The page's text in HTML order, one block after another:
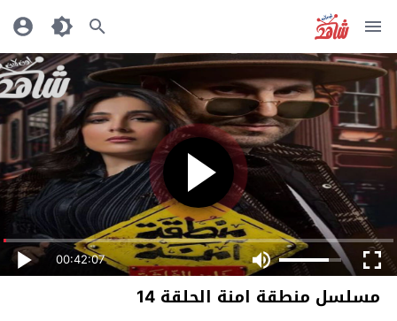
00:42:07
مسلسل منطقة امنة الحلقة 14